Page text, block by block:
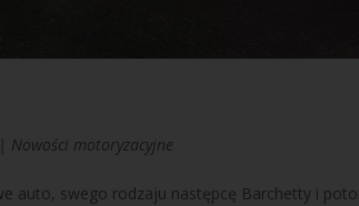
Nowości motoryzacyjne
auto, swego rodzaju następcę Barchetty i